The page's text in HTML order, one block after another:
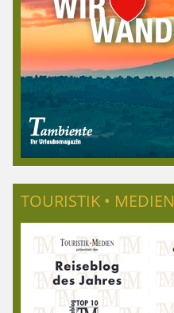
TOURISTIK • MEDIEN